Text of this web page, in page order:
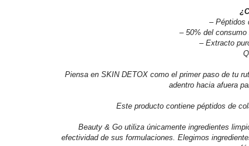
– Péptidos
– 50% del consumo
– Extracto
Piensa en SKIN DETOX como el primer paso de tu
adentro hacia afuera
Este producto contiene péptidos de
Beauty & Go utiliza únicamente ingredientes
efectividad de sus formulaciones. Elegimos